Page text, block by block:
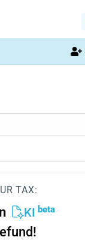
TAX:
KI beta